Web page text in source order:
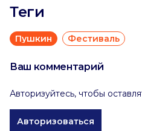
Теги
Пушкин Фестиваль
Ваш комментарий
Авторизуйтесь, чтобы
Авторизоваться